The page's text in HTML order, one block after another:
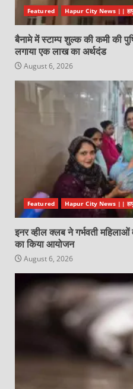
Featured Hapur City News ||
बैनामे में स्टाम्प शुल्क की कमी की
लगाया एक लाख का अर्थदंड
August 6, 2026
Featured Hapur City News ||
इनर व्हील क्लब ने गर्भवती
का किया आयोजन
August 6, 2026